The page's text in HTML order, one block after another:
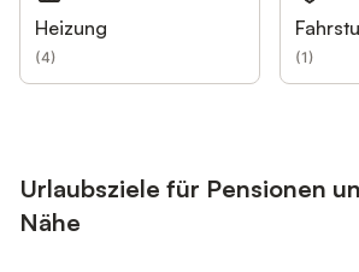
Heizung
(4) (1)
Urlaubsziele für Pensionen
Nähe